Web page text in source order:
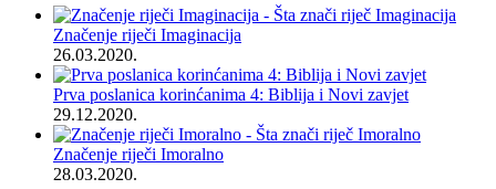
Značenje riječi Imaginacija
26.03.2020.
Prva poslanica korinćanima 4: Biblija i Novi zavjet
29.12.2020.
Značenje riječi Imoralno
28.03.2020.